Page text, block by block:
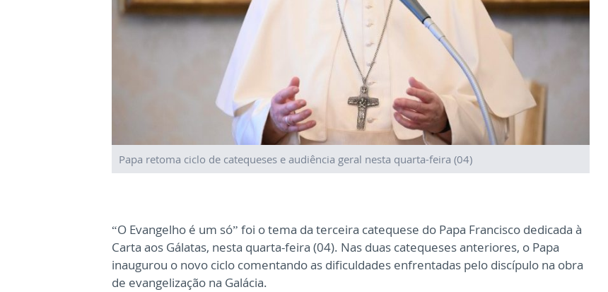
Papa retoma ciclo de catequeses e audiência geral nesta quarta-feira (04)
“O Evangelho é um só” foi o tema da terceira catequese do Papa Francisco dedicada à
Carta aos Gálatas, nesta quarta-feira (04). Nas duas catequeses anteriores, o Papa
inaugurou o novo ciclo comentando as dificuldades enfrentadas pelo discípulo na obra
de evangelização na Galácia.